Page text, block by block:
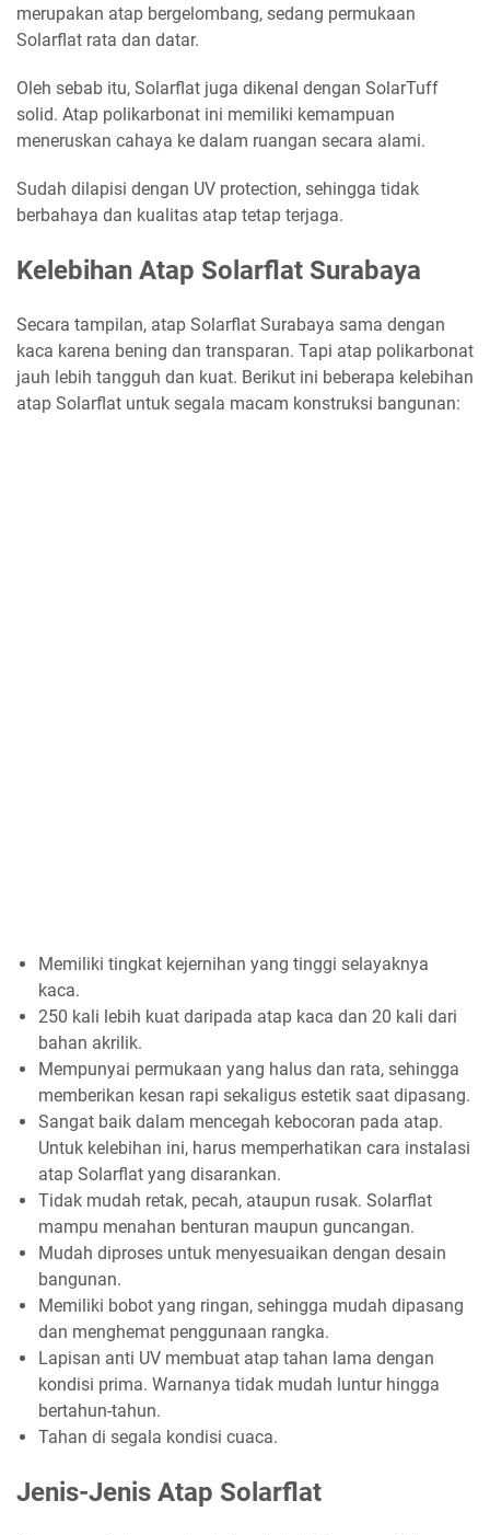
merupakan atap bergelombang, sedang permukaan
Solarflat rata dan datar.
Oleh sebab itu, Solarflat juga dikenal dengan SolarTuff
solid. Atap polikarbonat ini memiliki kemampuan
meneruskan cahaya ke dalam ruangan secara alami.
Sudah dilapisi dengan UV protection, sehingga tidak
berbahaya dan kualitas atap tetap terjaga.
Kelebihan Atap Solarflat Surabaya
Secara tampilan, atap Solarflat Surabaya sama dengan
kaca karena bening dan transparan. Tapi atap polikarbonat
jauh lebih tangguh dan kuat. Berikut ini beberapa kelebihan
atap Solarflat untuk segala macam konstruksi bangunan:
Memiliki tingkat kejernihan yang tinggi selayaknya
kaca.
250 kali lebih kuat daripada atap kaca dan 20 kali dari
bahan akrilik.
Mempunyai permukaan yang halus dan rata, sehingga
memberikan kesan rapi sekaligus estetik saat dipasang.
Sangat baik dalam mencegah kebocoran pada atap.
Untuk kelebihan ini, harus memperhatikan cara instalasi
atap Solarflat yang disarankan.
Tidak mudah retak, pecah, ataupun rusak. Solarflat
mampu menahan benturan maupun guncangan.
Mudah diproses untuk menyesuaikan dengan desain
bangunan.
Memiliki bobot yang ringan, sehingga mudah dipasang
dan menghemat penggunaan rangka.
Lapisan anti UV membuat atap tahan lama dengan
kondisi prima. Warnanya tidak mudah luntur hingga
bertahun-tahun.
Tahan di segala kondisi cuaca.
Jenis-Jenis Atap Solarflat